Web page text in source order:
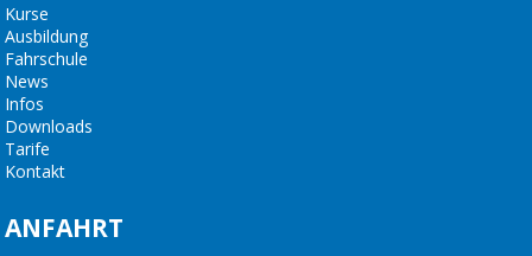
Kurse
Ausbildung
Fahrschule
News
Infos
Downloads
Tarife
Kontakt
ANFAHRT